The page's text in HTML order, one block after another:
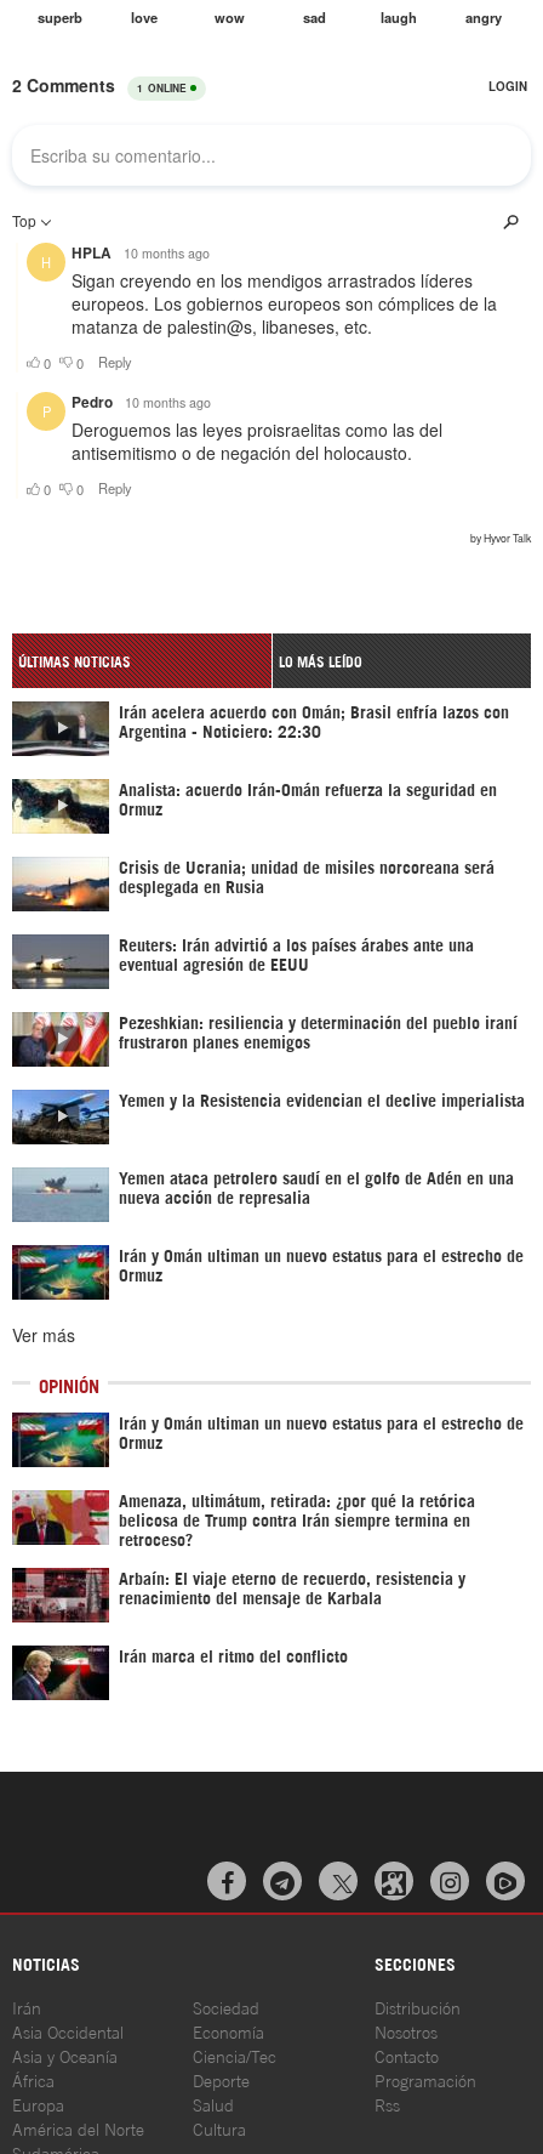
ÚLTIMAS NOTICIAS LO MÁS LEÍDO
Irán acelera acuerdo con Omán; Brasil enfría lazos con
Argentina - Noticiero: 22:30
Analista: acuerdo Irán-Omán refuerza la seguridad en
Ormuz
Crisis de Ucrania; unidad de misiles norcoreana será
desplegada en Rusia
Reuters: Irán advirtió a los países árabes ante una
eventual agresión de EEUU
Pezeshkian: resiliencia y determinación del pueblo iraní
frustraron planes enemigos
Yemen y la Resistencia evidencian el declive imperialista
Yemen ataca petrolero saudí en el golfo de Adén en una
nueva acción de represalia
Irán y Omán ultiman un nuevo estatus para el estrecho de
Ormuz
Ver más
OPINIÓN
Irán y Omán ultiman un nuevo estatus para el estrecho de
Ormuz
Amenaza, ultimátum, retirada: ¿por qué la retórica
belicosa de Trump contra Irán siempre termina en
retroceso?
Arbaín: El viaje eterno de recuerdo, resistencia y
renacimiento del mensaje de Karbala
Irán marca el ritmo del conflicto
  
NOTICIAS SECCIONES
Irán
Asia Occidental
Asia y Oceanía
África
Europa
América del Norte
Sudamérica
Sociedad
Economía
Ciencia/Tec
Deporte
Salud
Cultura
Distribución
Nosotros
Contacto
Programación
Rss